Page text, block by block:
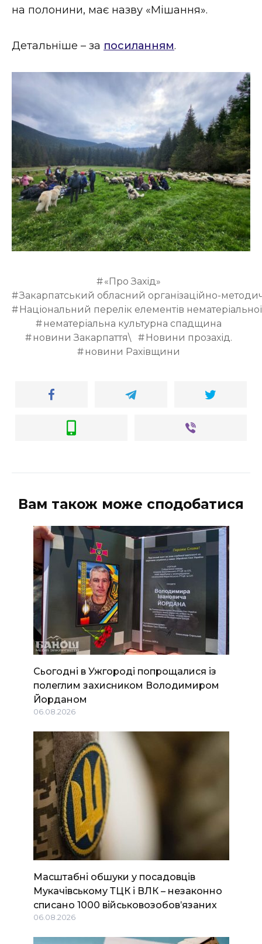
на полонини, має назву «Мішання».
Детальніше – за посиланням.
«Про Захід»
Закарпатський обласний організаційно-
Національний перелік елементів
нематеріальна культурна спадщина
новини Закарпаття\
Новини прозахід.
новини Рахівщини
Вам також може сподобатися
Сьогодні в Ужгороді попрощалися із
полеглим захисником Володимиром
Йорданом
06.08.2026
Масштабні обшуки у посадовців
Мукачівському ТЦК і ВЛК – незаконно
списано 1000 військовозобов’язаних
06.08.2026